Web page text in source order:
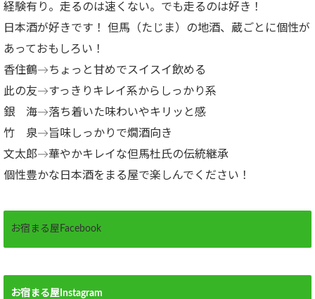
経験有り。走るのは速くない。でも走るのは好き！
日本酒が好きです！ 但馬（たじま）の地酒、蔵ごとに個性が
あっておもしろい！
香住鶴→ちょっと甘めでスイスイ飲める
此の友→すっきりキレイ系からしっかり系
銀 海→落ち着いた味わいやキリッと感
竹 泉→旨味しっかりで燗酒向き
文太郎→華やかキレイな但馬杜氏の伝統継承
個性豊かな日本酒をまる屋で楽しんでください！
お宿まる屋Facebook
お宿まる屋Instagram